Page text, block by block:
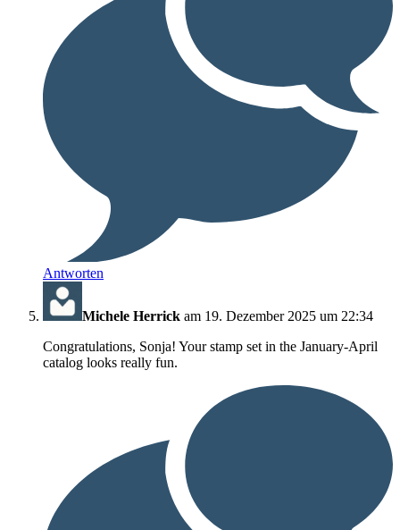
Antworten
Michele Herrick am 19. Dezember 2025 um 22:34
Congratulations, Sonja! Your stamp set in the January-April
catalog looks really fun.